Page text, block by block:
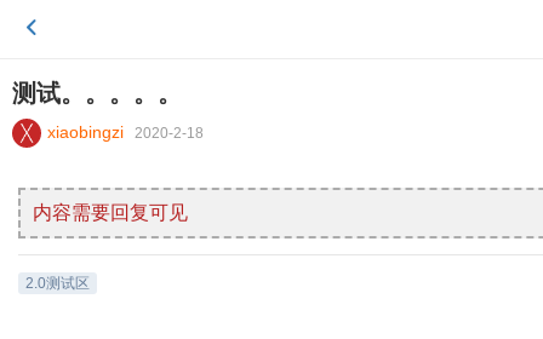
测试。。。。。
xiaobingzi 2020-2-18
内容需要回复可见
2.0测试区